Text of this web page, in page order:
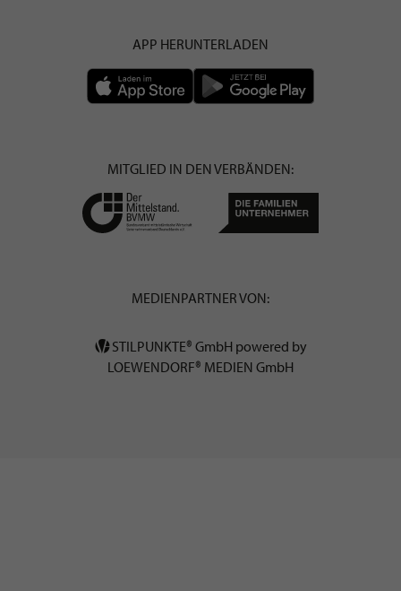
APP HERUNTERLADEN
MITGLIED IN DEN VERBÄNDEN:
MEDIENPARTNER VON:
STILPUNKTE® GmbH powered by
LOEWENDORF® MEDIEN GmbH